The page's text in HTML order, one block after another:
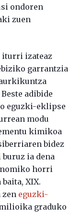
ondoren
zuen
iturri izateaz
garrantzia
adibide
eguzki-eklipse
modu
kimikoa
bidez
ia dena
horri
XIX.
zen eguzki-
graduko